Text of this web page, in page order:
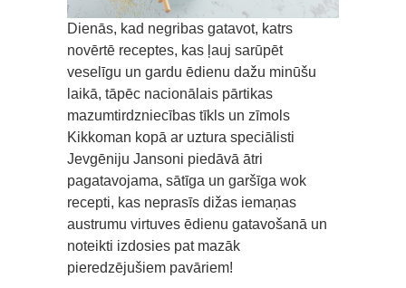
Dienās, kad negribas gatavot, katrs
novērtē receptes, kas ļauj sarūpēt
veselīgu un gardu ēdienu dažu minūšu
laikā, tāpēc nacionālais pārtikas
mazumtirdzniecības tīkls un zīmols
Kikkoman kopā ar uztura speciālisti
Jevgēniju Jansoni piedāvā ātri
pagatavojama, sātīga un garšīga wok
recepti, kas neprasīs dižas iemaņas
austrumu virtuves ēdienu gatavošanā un
noteikti izdosies pat mazāk
pieredzējušiem pavāriem!